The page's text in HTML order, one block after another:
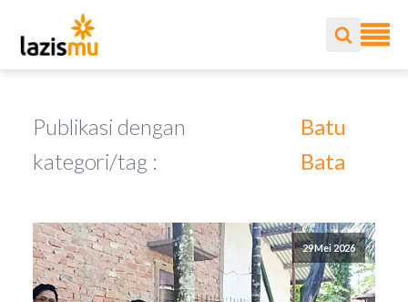
Publikasi dengan
kategori/tag :
Batu
Bata
29 Mei 2026